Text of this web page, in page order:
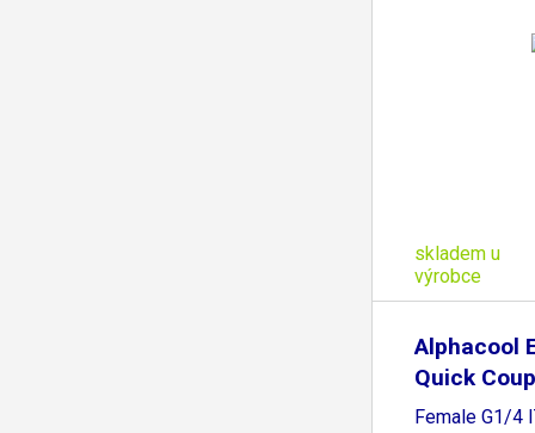
skladem u
výrobce
Alphacool
Quick
Female G1/4